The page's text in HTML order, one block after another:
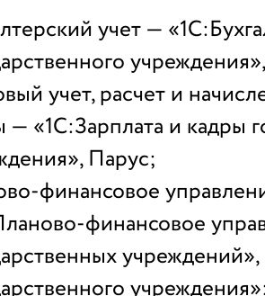
учет —
учет, расчет и
— «1С:Зарплата и кадры
Парус;
финансовое
финансовое